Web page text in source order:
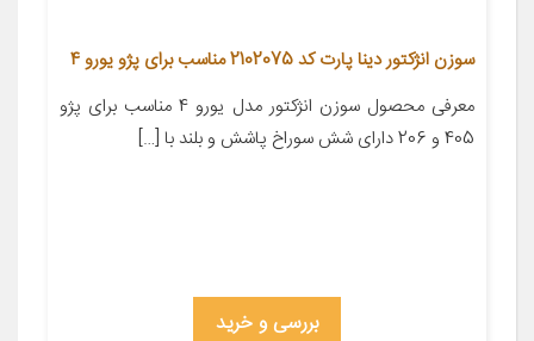
سوزن انژکتور دینا پارت کد 2102075 مناسب برای پژو یورو 4
معرفی محصول سوزن انژکتور مدل یورو 4 مناسب برای پژو
405 و 206 دارای شش سوراخ پاشش و بلند با […]
بررسی و خرید